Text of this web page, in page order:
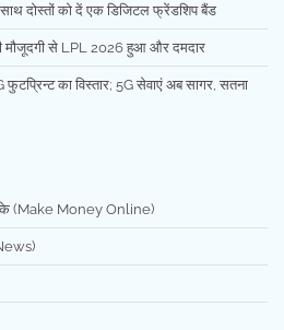
दोस्तों को दें एक डिजिटल फ्रेंडशिप बैंड
मौजूदगी से LPL 2026 हुआ और दमदार
का विस्तार; 5G सेवाएं अब सागर, सतना
(Make Money Online)